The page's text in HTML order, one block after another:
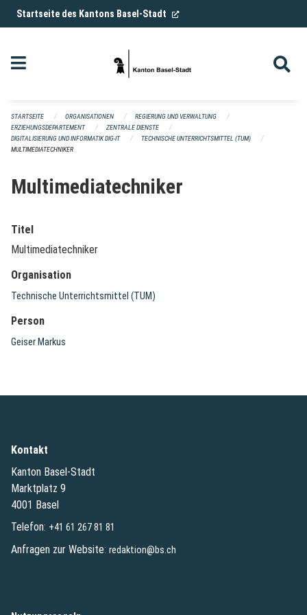
Navigation überspringen
Startseite des Kantons Basel-Stadt (External Link)
STARTSEITE ORGANISATIONEN
REGIERUNG UND VERWALTUNG
ERZIEHUNGSDEPARTEMENT
ZENTRALE DIENSTE
DIGITALISIERUNG UND INFORMATIK DIG-IT
TECHNISCHE UNTERRICHTSMITTEL (TUM)
MULTIMEDIATECHNIKER
Multimediatechniker
Titel
Multimediatechniker
Organisation
Technische Unterrichtsmittel (TUM)
Person
Geiser Markus
Kontakt
Kanton Basel-Stadt
Marktplatz 9
4001 Basel
Telefon: +41 61 267 81 81
Anfragen zur Website: redaktion@bs.ch